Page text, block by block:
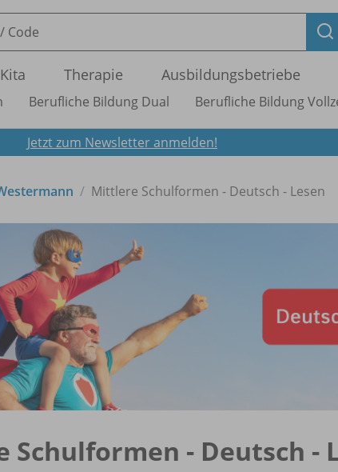
Kita Therapie Ausbildungsbetriebe
Berufliche Bildung Dual Berufliche Bildung
Jetzt zum Newsletter anmelden!
Mittlere Schulformen - Deutsch - Lesen
Schulformen - Deutsch -